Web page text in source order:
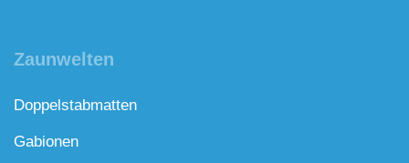
Zaunwelten
Doppelstabmatten
Gabionen